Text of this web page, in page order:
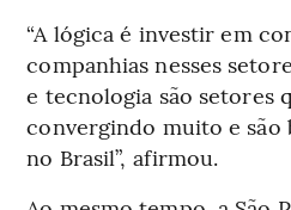
“A lógica é investir em
companhias nesses
e tecnologia são setores
convergindo muito e são
no Brasil”, afirmou.